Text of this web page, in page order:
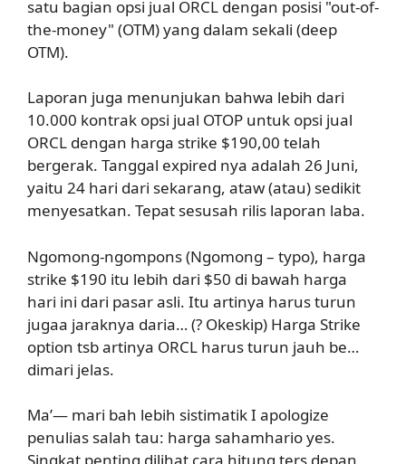
satu bagian opsi jual ORCL dengan posisi "out-of-
the-money" (OTM) yang dalam sekali (deep
OTM).
Laporan juga menunjukan bahwa lebih dari
10.000 kontrak opsi jual OTOP untuk opsi jual
ORCL dengan harga strike $190,00 telah
bergerak. Tanggal expired nya adalah 26 Juni,
yaitu 24 hari dari sekarang, ataw (atau) sedikit
menyesatkan. Tepat sesusah rilis laporan laba.
Ngomong-ngompons (Ngomong – typo), harga
strike $190 itu lebih dari $50 di bawah harga
hari ini dari pasar asli. Itu artinya harus turun
jugaa jaraknya daria… (? Okeskip) Harga Strike
option tsb artinya ORCL harus turun jauh be…
dimari jelas.
Ma’— mari bah lebih sistimatik I apologize
penulias salah tau: harga sahamhario yes.